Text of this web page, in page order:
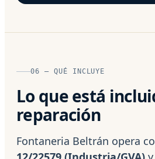
06 — QUÉ INCLUYE
Lo que está
reparación
Fontaneria Beltrán opera